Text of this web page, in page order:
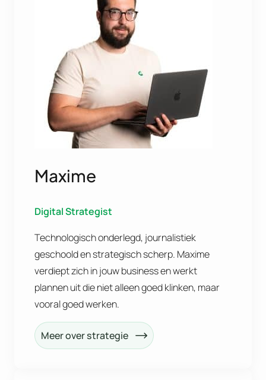
Maxime
Digital Strategist
Technologisch onderlegd, journalistiek
geschoold en strategisch scherp. Maxime
verdiept zich in jouw business en werkt
plannen uit die niet alleen goed klinken, maar
vooral goed werken.
Meer over strategie